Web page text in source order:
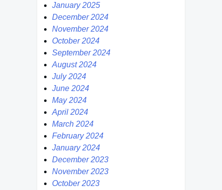
January 2025
December 2024
November 2024
October 2024
September 2024
August 2024
July 2024
June 2024
May 2024
April 2024
March 2024
February 2024
January 2024
December 2023
November 2023
October 2023